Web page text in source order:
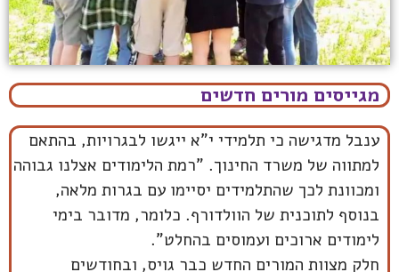
מגייסים מורים חדשים
ענבל מדגישה כי תלמידי י"א ייגשו לבגרויות, בהתאם
למתווה של משרד החינוך. "רמת הלימודים אצלנו גבוהה
ומכוונת לכך שהתלמידים יסיימו עם בגרות מלאה,
בנוסף לתוכנית של הוולדורף. כלומר, מדובר בימי
לימודים ארוכים ועמוסים בהחלט”.
חלק מצוות המורים החדש כבר גויס, ובחודשים